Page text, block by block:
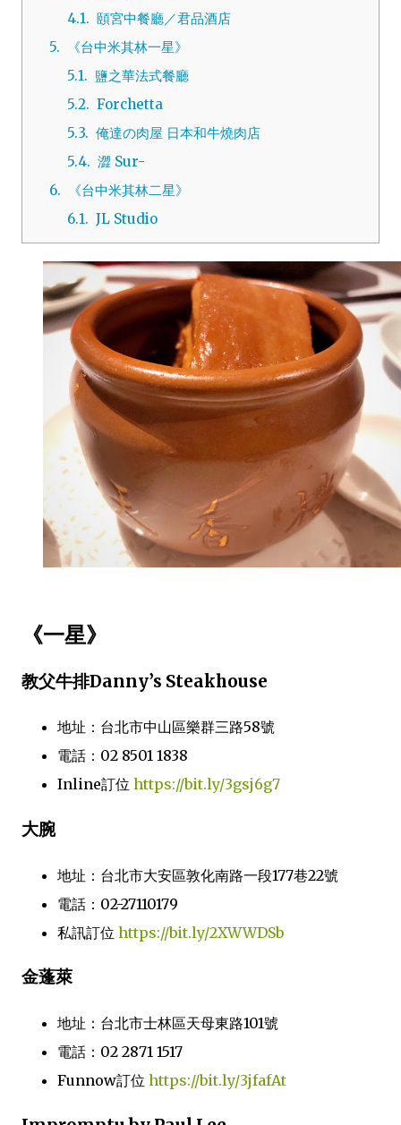
4.1. 頤宮中餐廳／君品酒店
5.
《台中米其林一星》
5.1. 鹽之華法式餐廳
5.2. Forchetta
5.3. 俺達の肉屋 日本和牛燒肉店
5.4. 澀 Sur-
6.
《台中米其林二星》
6.1. JL Studio
《一星》
教父牛排Danny’s Steakhouse
地址：台北市中山區樂群三路58號
電話：02 8501 1838
Inline訂位 https://bit.ly/3gsj6g7
大腕
地址：台北市大安區敦化南路一段177巷22號
電話：02-27110179
私訊訂位 https://bit.ly/2XWWDSb
金蓬萊
地址：台北市士林區天母東路101號
電話：02 2871 1517
Funnow訂位 https://bit.ly/3jfafAt